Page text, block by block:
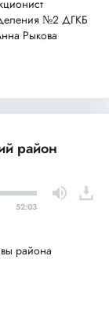
№2 ДГКБ
Рыкова
район
52:03
района